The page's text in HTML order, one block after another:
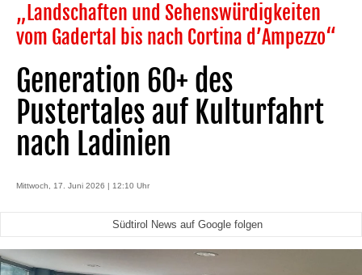
„Landschaften und Sehenswürdigkeiten
vom Gadertal bis nach Cortina d’Ampezzo“
Generation 60+ des
Pustertales auf Kulturfahrt
nach Ladinien
Mittwoch, 17. Juni 2026 | 12:10 Uhr
Südtirol News auf Google folgen